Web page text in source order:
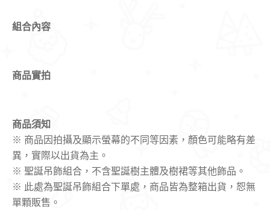
組合內容
商品實拍
商品須知
※ 商品因拍攝及顯示螢幕的不同等因素，顏色可能略有差
異，實際以出貨為主。
※ 聖誕吊飾組合，不含聖誕樹主體及樹裙等其他飾品。
※ 此處為聖誕吊飾組合下單處，商品皆為整箱出貨，恕無
單顆販售。